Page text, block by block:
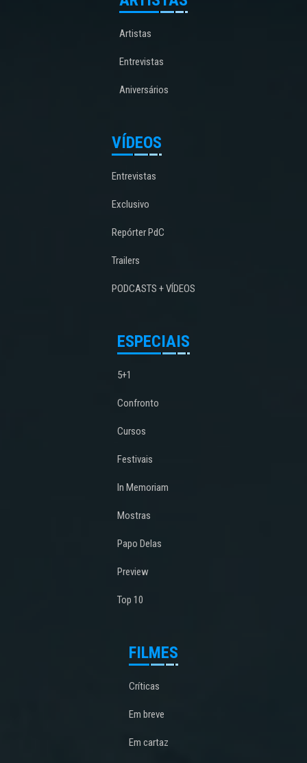
Artistas
Entrevistas
Aniversários
VÍDEOS
Entrevistas
Exclusivo
Repórter PdC
Trailers
PODCASTS + VÍDEOS
ESPECIAIS
5+1
Confronto
Cursos
Festivais
In Memoriam
Mostras
Papo Delas
Preview
Top 10
FILMES
Críticas
Em breve
Em cartaz